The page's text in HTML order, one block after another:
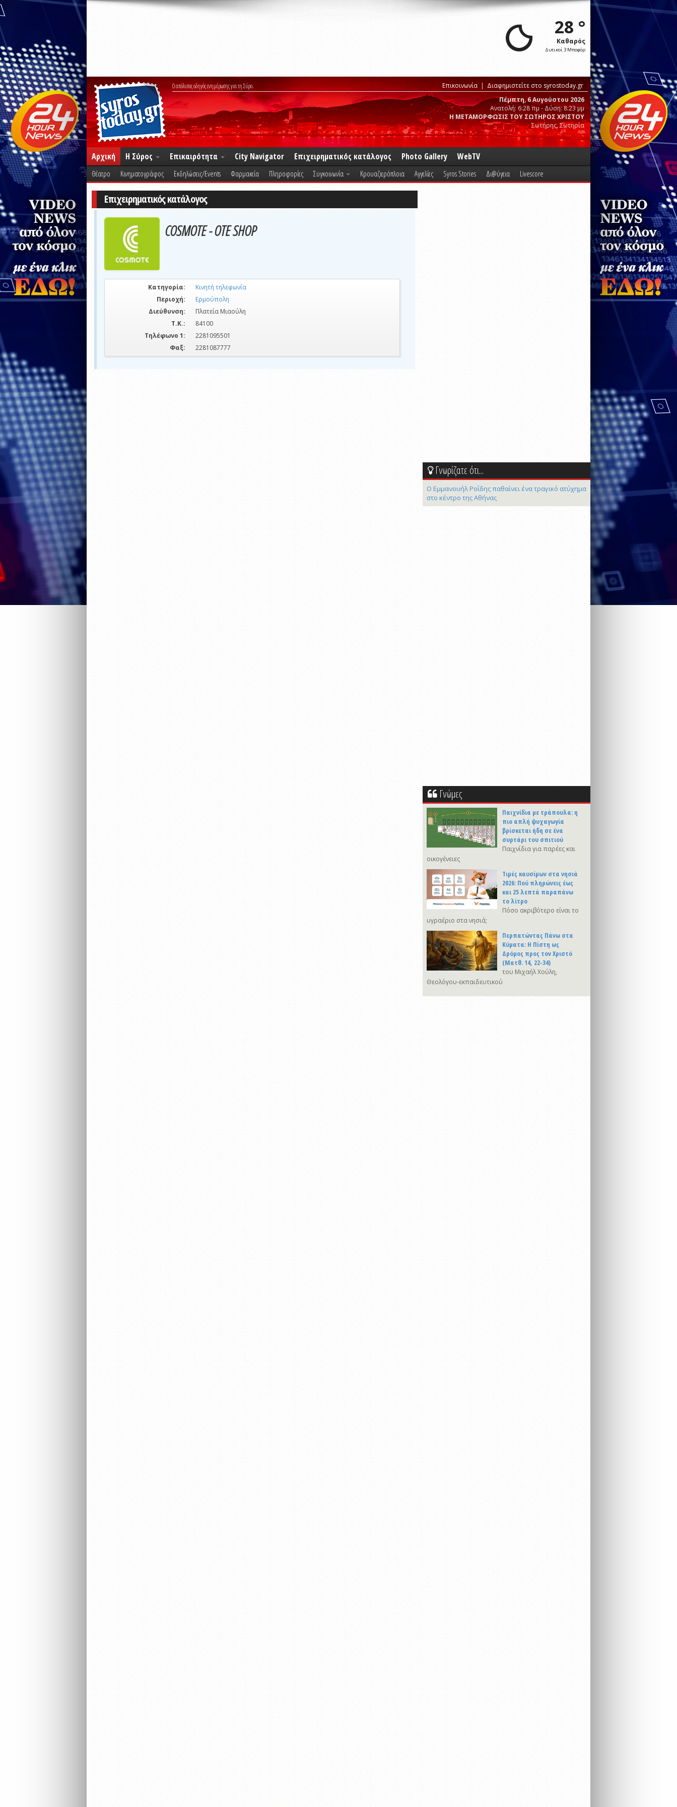
28 °
Καθαρός
Δυτικοί 3 Μποφόρ
Ο απόλυτος οδηγός ενημέρωσης για τη Σύρο. Επικοινωνία
Διαφημιστείτε στο syrostoday.gr
Πέμπτη, 6 Αυγούστου 2026
Ανατολή: 6:28 πμ - Δύση: 8:23 μμ
Η ΜΕΤΑΜΟΡΦΩΣΙΣ ΤΟΥ ΣΩΤΗΡΟΣ ΧΡΙΣΤΟΥ
Σωτήρης, Σωτηρία
Αρχική Η Σύρος Επικαιρότητα City Navigator Επιχειρηματικός κατάλογος Photo Gallery WebTV
Θέατρο Κινηματογράφος Εκδηλώσεις/Events Φαρμακεία Πληροφορίες Συγκοινωνία Κρουαζιερόπλοια Αγγελίες Syros Stories Δι@ύγεια Livescore
Επιχειρηματικός κατάλογος
COSMOTE - OTE SHOP
Κατηγορία:
Κινητή τηλεφωνία
Περιοχή:
Ερμούπολη
Διεύθυνση:
Πλατεία Μιαούλη
Τ.Κ.:
84100
Τηλέφωνο 1:
2281095501
Φαξ:
2281087777
Γνωρίζατε ότι...
Ο Εμμανουήλ Ροΐδης παθαίνει ένα τραγικό ατύχημα
στο κέντρο της Αθήνας
Γνώμες
Παιχνίδια με τράπουλα: η
πιο απλή ψυχαγωγία
βρίσκεται ήδη σε ένα
συρτάρι του σπιτιού
Παιχνίδια για παρέες και
οικογένειες
Τιμές καυσίμων στα νησιά
2026: Πού πληρώνεις έως
και 25 λεπτά παραπάνω
το λίτρο
Πόσο ακριβότερο είναι το
υγραέριο στα νησιά;
Περπατώντας Πάνω στα
Κύματα: Η Πίστη ως
Δρόμος προς τον Χριστό
(Ματθ. 14, 22-34)
του Μιχαήλ Χούλη,
Θεολόγου-εκπαιδευτικού